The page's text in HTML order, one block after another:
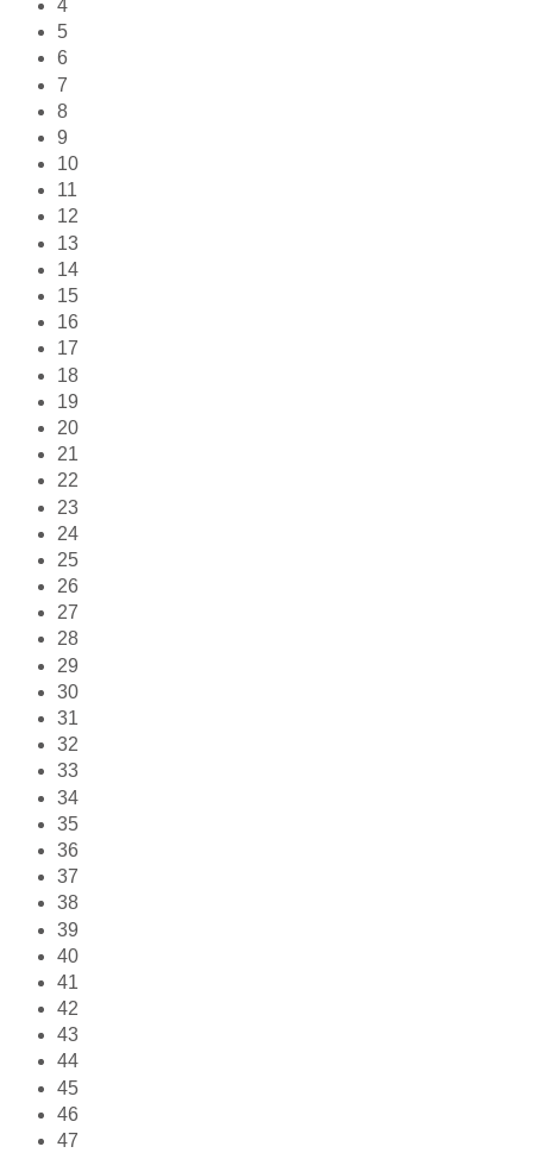
4
5
6
7
8
9
10
11
12
13
14
15
16
17
18
19
20
21
22
23
24
25
26
27
28
29
30
31
32
33
34
35
36
37
38
39
40
41
42
43
44
45
46
47